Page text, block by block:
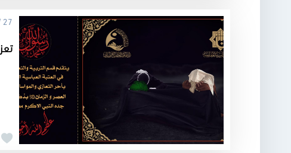
27 /تشرين الأول /2019 10:09 ص